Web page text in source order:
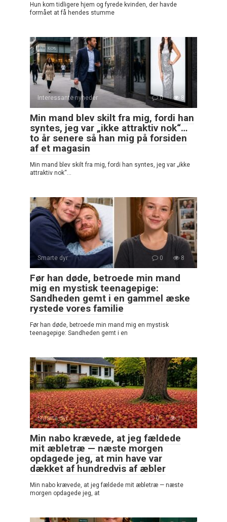
Hun kom tidligere hjem og fyrede kvinden, der havde
formået at få hendes stumme
Interessante nyheder 0 8
Min mand blev skilt fra mig, fordi han
syntes, jeg var „ikke attraktiv nok“…
to år senere så han mig på forsiden
af et magasin
Min mand blev skilt fra mig, fordi han syntes, jeg var „ikke
attraktiv nok“…
Smarte dyr 0 8
Før han døde, betroede min mand
mig en mystisk teenagepige:
Sandheden gemt i en gammel æske
rystede vores familie
Før han døde, betroede min mand mig en mystisk
teenagepige: Sandheden gemt i en
Smarte dyr 0 11
Min nabo krævede, at jeg fældede
mit æbletræ — næste morgen
opdagede jeg, at min have var
dækket af hundredvis af æbler
Min nabo krævede, at jeg fældede mit æbletræ — næste
morgen opdagede jeg, at